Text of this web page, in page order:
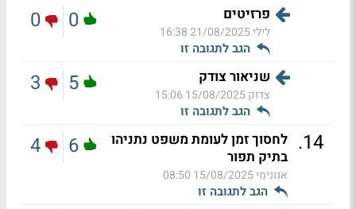
פרזיטים
לילי21/08/2025 16:38
הגב לתגובה זו
0
0
שניאור צודק
צדוק15/08/2025 15:06
הגב לתגובה זו
5
3
14
. לחסוך זמן לעומת משפט נתניהו
בתיק תפור
אנונימי15/08/2025 08:50
הגב לתגובה זו
6
4